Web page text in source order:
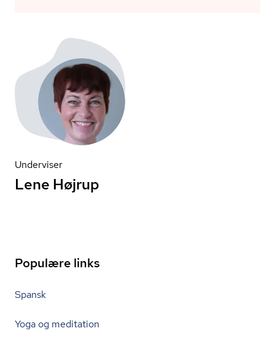
Underviser
Lene Højrup
Populære links
Spansk
Yoga og meditation